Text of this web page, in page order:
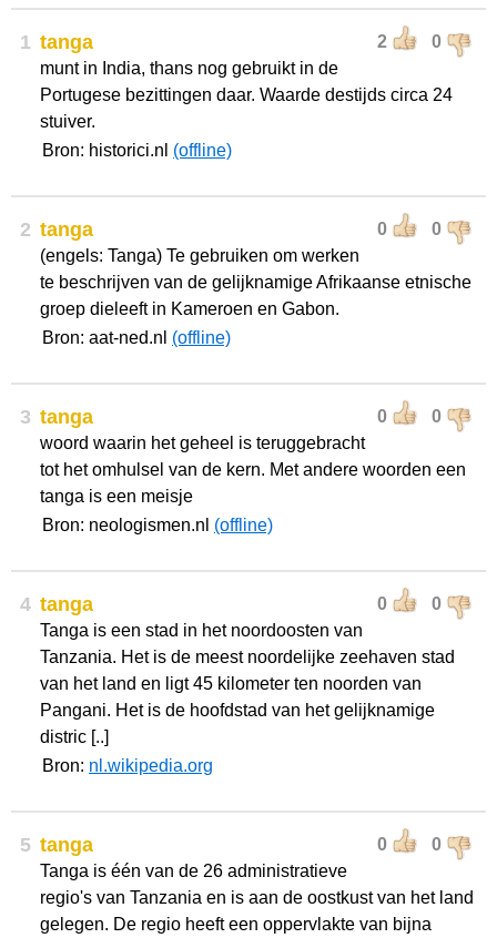
1 2 0
tanga
munt in India, thans nog gebruikt in de
Portugese bezittingen daar. Waarde destijds circa 24
stuiver.
Bron: historici.nl (offline)
2 0 0
tanga
(engels: Tanga) Te gebruiken om werken
te beschrijven van de gelijknamige Afrikaanse etnische
groep dieleeft in Kameroen en Gabon.
Bron: aat-ned.nl (offline)
3 0 0
tanga
woord waarin het geheel is teruggebracht
tot het omhulsel van de kern. Met andere woorden een
tanga is een meisje
Bron: neologismen.nl (offline)
4 0 0
tanga
Tanga is een stad in het noordoosten van
Tanzania. Het is de meest noordelijke zeehaven stad
van het land en ligt 45 kilometer ten noorden van
Pangani. Het is de hoofdstad van het gelijknamige
distric [..]
Bron: nl.wikipedia.org
5 0 0
tanga
Tanga is één van de 26 administratieve
regio's van Tanzania en is aan de oostkust van het land
gelegen. De regio heeft een oppervlakte van bijna